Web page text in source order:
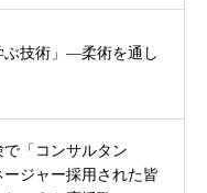
ぶ技術」—柔術を通し
「コンサルタン
ージャー採用された皆